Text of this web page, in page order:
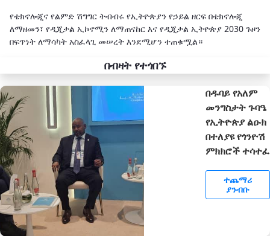
የቴክኖሎጂና የልምድ ሽግግር ትብብሩ የኢትዮጵያን የኃይል ዘርፍ በቴክኖሎጂ
ለማዘመን፣ የዲጂታል ኢኮኖሚን ለማጠናከር እና የዲጂታል ኢትዮጵያ 2030 ጉዞን
በፍጥነት ለማሳካት አስፈላጊ መሠረት እንደሚሆን ተጠቁሟል።
በብዛት የተጎበኙ
በዱባይ የአለም
መንግስታት ጉባዔ
የኢትዮጵያ ልዑክ
በተለያዩ የጎንዮሽ
ምክክሮች ተሳተፈ
ተጨማሪ
ያንብቡ